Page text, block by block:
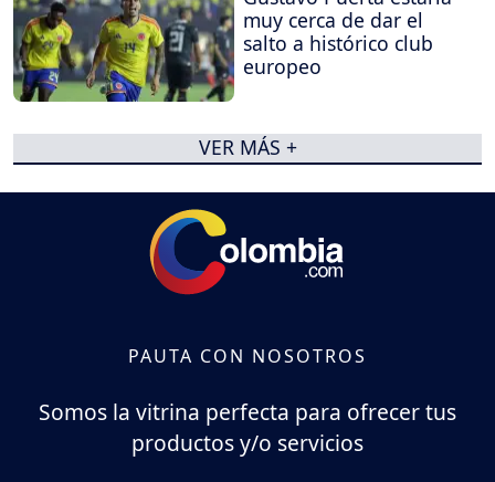
muy cerca de dar el
salto a histórico club
europeo
VER MÁS +
PAUTA CON NOSOTROS
Somos la vitrina perfecta para ofrecer tus
productos y/o servicios